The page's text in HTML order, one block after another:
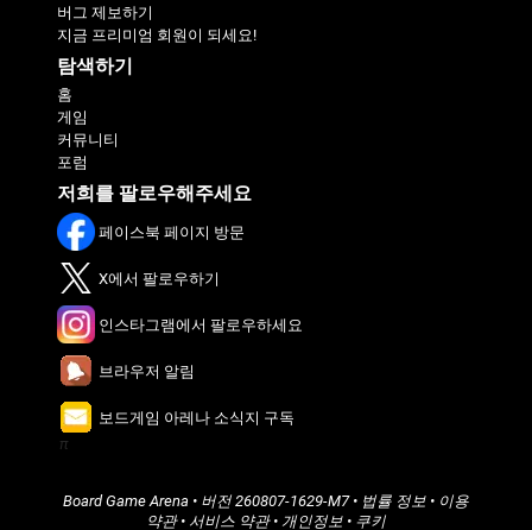
버그 제보하기
지금 프리미엄 회원이 되세요!
탐색하기
홈
게임
커뮤니티
포럼
저희를 팔로우해주세요
페이스북 페이지 방문
X에서 팔로우하기
인스타그램에서 팔로우하세요
브라우저 알림
보드게임 아레나 소식지 구독
Board Game Arena • 버전 260807-1629-M7• 법률 정보• 이용
약관• 서비스 약관• 개인정보• 쿠키
π